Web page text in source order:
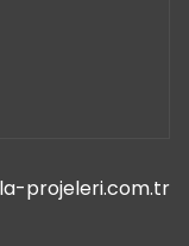
projeleri.com.tr